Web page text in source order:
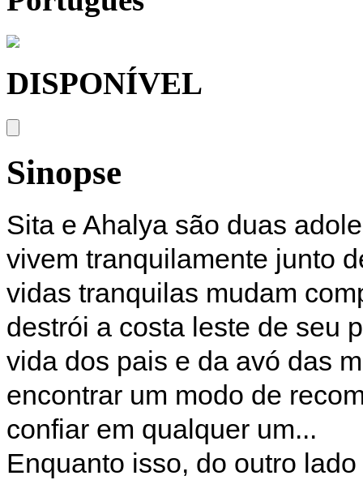
DISPONÍVEL
Sinopse
Sita e Ahalya são duas
vivem tranquilamente junto
vidas tranquilas mudam
destrói a costa leste de seu
vida dos pais e da avó das
encontrar um modo de
confiar em qualquer um...
Enquanto isso, do outro